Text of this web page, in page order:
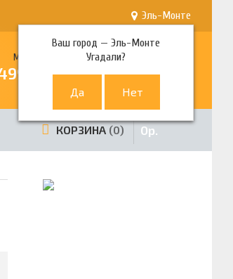
Эль-Монте
Ваш город —Эль-Монте
Угадали?
Многоканальный телефон
380-80-80
КОРЗИНА 0 0р.